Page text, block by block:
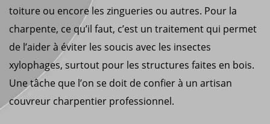
toiture ou encore les zingueries ou autres. Pour la
charpente, ce qu’il faut, c’est un traitement qui permet
de l’aider à éviter les soucis avec les insectes
xylophages, surtout pour les structures faites en bois.
Une tâche que l’on se doit de confier à un artisan
couvreur charpentier professionnel.